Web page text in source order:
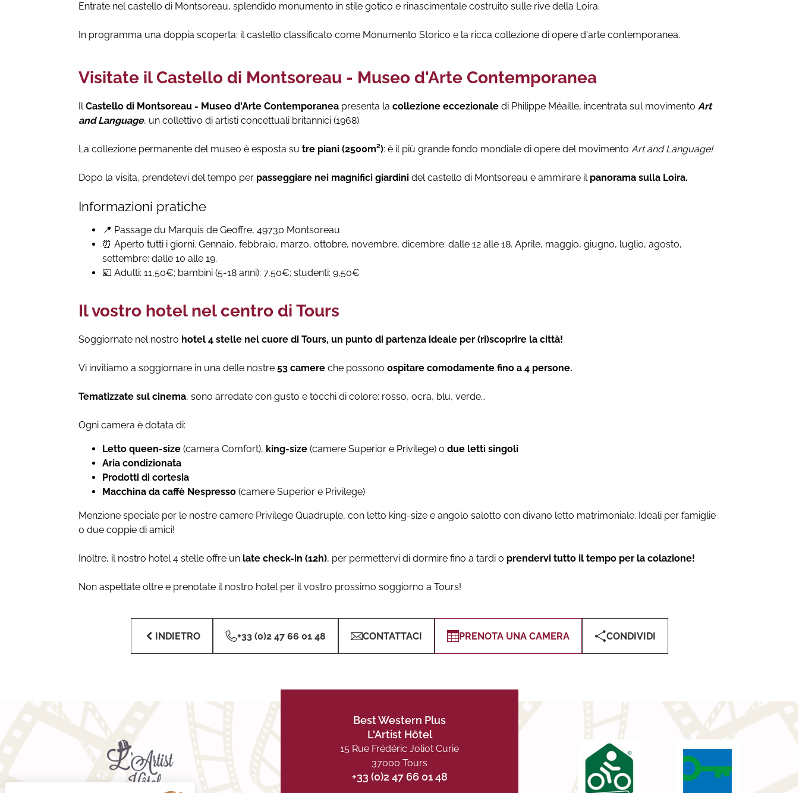
Entrate nel castello di Montsoreau, splendido monumento in stile gotico e rinascimentale costruito sulle rive della Loira.
In programma una doppia scoperta: il castello classificato come Monumento Storico e la ricca collezione di opere d'arte contemporanea.
Visitate il Castello di Montsoreau - Museo d'Arte Contemporanea
IlCastello di Montsoreau - Museo d'Arte Contemporanea presenta la collezione eccezionale di Philippe Méaille, incentrata sul movimento Art
and Language, un collettivo di artisti concettuali britannici (1968).
La collezione permanente del museo è esposta su tre piani (2500m²): è il più grande fondo mondiale di opere del movimento Art and Language!
Dopo la visita, prendetevi del tempo per passeggiare nei magnifici giardini del castello di Montsoreau e ammirare il panorama sulla Loira.
Informazioni pratiche
📍 Passage du Marquis de Geoffre, 49730 Montsoreau
⏰ Aperto tutti i giorni. Gennaio, febbraio, marzo, ottobre, novembre, dicembre: dalle 12 alle 18. Aprile, maggio, giugno, luglio, agosto,
settembre: dalle 10 alle 19.
💶 Adulti: 11,50€; bambini (5-18 anni): 7,50€; studenti: 9,50€
Il vostro hotel nel centro di Tours
Soggiornate nel nostro hotel 4 stelle nel cuore di Tours, un punto di partenza ideale per (ri)scoprire la città!
Vi invitiamo a soggiornare in una delle nostre 53 camere che possono ospitare comodamente fino a 4 persone.
Tematizzate sul cinema, sono arredate con gusto e tocchi di colore: rosso, ocra, blu, verde…
Ogni camera è dotata di:
Letto queen-size (camera Comfort), king-size (camere Superior e Privilege) o due letti singoli
Aria condizionata
Prodotti di cortesia
Macchina da caffè Nespresso (camere Superior e Privilege)
Menzione speciale per le nostre camere Privilege Quadruple, con letto king-size e angolo salotto con divano letto matrimoniale. Ideali per famiglie
o due coppie di amici!
Inoltre, il nostro hotel 4 stelle offre un late check-in (12h), per permettervi di dormire fino a tardi o prendervi tutto il tempo per la colazione!
Non aspettate oltre e prenotate il nostro hotel per il vostro prossimo soggiorno a Tours!
INDIETRO +33 (0)2 47 66 01 48 CONTATTACI PRENOTA UNA CAMERA CONDIVIDI
Best Western Plus
L'Artist Hôtel
15 Rue Frédéric Joliot Curie
37000 Tours
+33 (0)2 47 66 01 48